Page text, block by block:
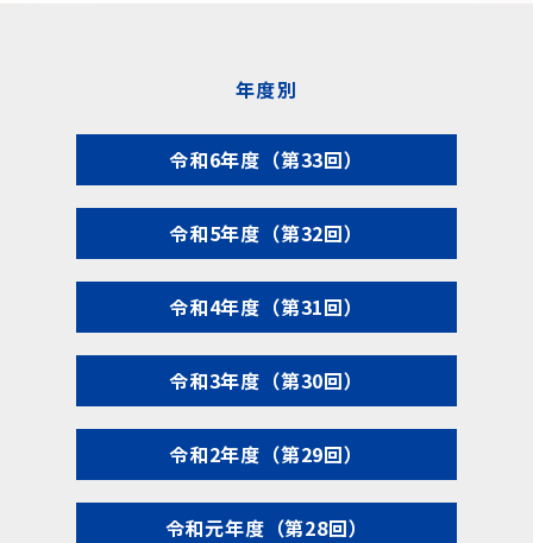
年度別
令和6年度（第33回）
令和5年度（第32回）
令和4年度（第31回）
令和3年度（第30回）
令和2年度（第29回）
令和元年度（第28回）